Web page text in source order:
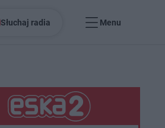
Słuchaj radia Menu